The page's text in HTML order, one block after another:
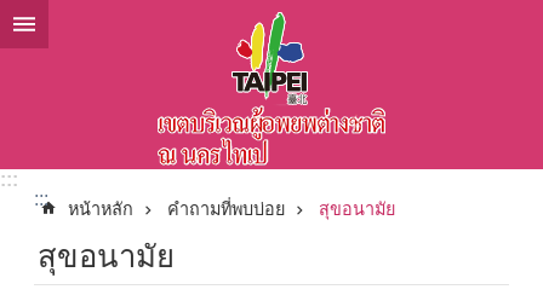
ข้ามไปที่บล็อกเนื้อหาหลัก
:::
::: หน้าหลัก คำถามที่พบบ่อย สุขอนามัย
สุขอนามัย